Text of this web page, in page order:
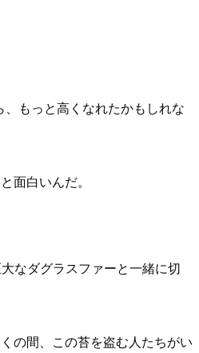
もっと高くなれたかもしれな
面白いんだ。
なダグラスファーと一緒に切
の間、この苔を盗む人たちがい